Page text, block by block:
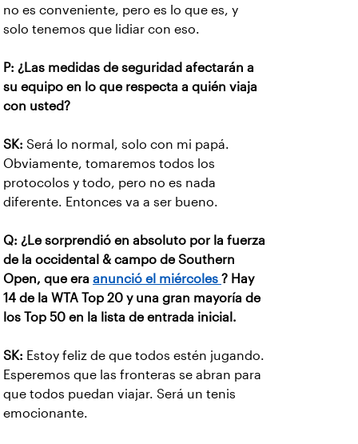
no es conveniente, pero es lo que es, y
solo tenemos que lidiar con eso.
P: ¿Las medidas de seguridad afectarán a
su equipo en lo que respecta a quién viaja
con usted?
SK: Será lo normal, solo con mi papá.
Obviamente, tomaremos todos los
protocolos y todo, pero no es nada
diferente. Entonces va a ser bueno.
Q: ¿Le sorprendió en absoluto por la fuerza
de la occidental & campo de Southern
Open, que era anunció el miércoles ? Hay
14 de la WTA Top 20 y una gran mayoría de
los Top 50 en la lista de entrada inicial.
SK: Estoy feliz de que todos estén jugando.
Esperemos que las fronteras se abran para
que todos puedan viajar. Será un tenis
emocionante.